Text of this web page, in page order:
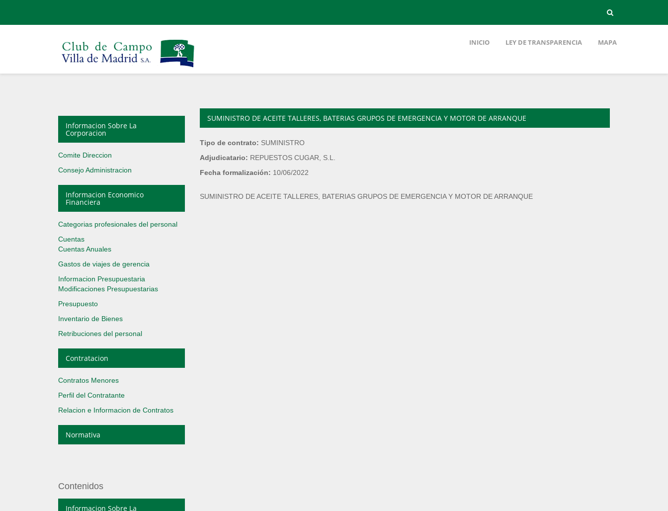
INICIO LEY DE TRANSPARENCIA MAPA
Informacion Sobre La
Corporacion
Comite Direccion
Consejo Administracion
Informacion Economico
Financiera
Categorias profesionales del personal
Cuentas
Cuentas Anuales
Gastos de viajes de gerencia
Informacion Presupuestaria
Modificaciones Presupuestarias
Presupuesto
Inventario de Bienes
Retribuciones del personal
Contratacion
Contratos Menores
Perfil del Contratante
Relacion e Informacion de Contratos
Normativa
Contenidos
Informacion Sobre La
SUMINISTRO DE ACEITE TALLERES, BATERIAS GRUPOS DE EMERGENCIA Y MOTOR DE ARRANQUE
Tipo de contrato: SUMINISTRO
Adjudicatario: REPUESTOS CUGAR, S.L.
Fecha formalización: 10/06/2022
SUMINISTRO DE ACEITE TALLERES, BATERIAS GRUPOS DE EMERGENCIA Y MOTOR DE ARRANQUE